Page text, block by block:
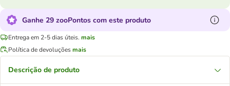
Ganhe 29 zooPontos com este produto
Entrega em 2-5 dias úteis. mais
Política de devoluçõesmais
Descrição de produto